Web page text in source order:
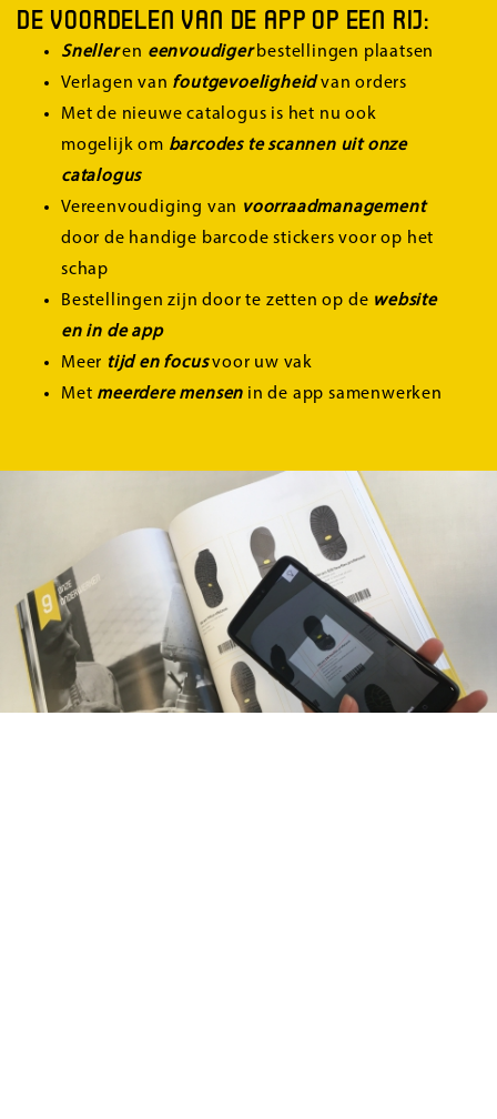
DE VOORDELEN VAN DE APP OP EEN RIJ:
Sneller en eenvoudiger bestellingen plaatsen
Verlagen van foutgevoeligheid van orders
Met de nieuwe catalogus is het nu ook
mogelijk om barcodes te scannen uit onze
catalogus
Vereenvoudiging van voorraadmanagement
door de handige barcode stickers voor op het
schap
Bestellingen zijn door te zetten op de website
en in de app
Meer tijd en focusvoor uw vak
Met meerdere mensen in de app samenwerken